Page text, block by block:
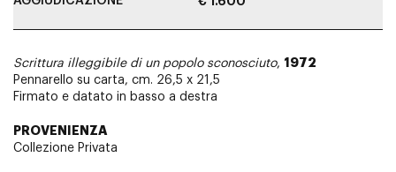
Scrittura illeggibile di un popolo sconosciuto, 1972
Pennarello su carta, cm. 26,5 x 21,5
Firmato e datato in basso a destra
PROVENIENZA
Collezione Privata